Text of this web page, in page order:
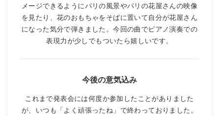
メージできるようにパリの風景やパリの花屋さんの映像
を見たり、花のおもちゃをそばに置いて自分が花屋さん
になった気分で弾きました。今回の曲でピアノ演奏での
表現力が少しでもついたら嬉しいです。
今後の意気込み
これまで発表会には何度か参加したことがありました
が、いつも「よく頑張ったね」で終わっておりました。